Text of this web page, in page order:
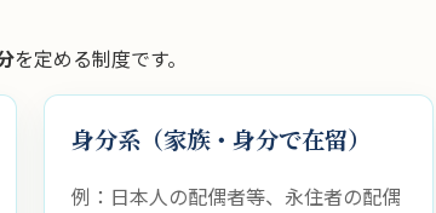
を定める制度です。
身分系（家族・身分で在留）
例：日本人の配偶者等、永住者の配偶